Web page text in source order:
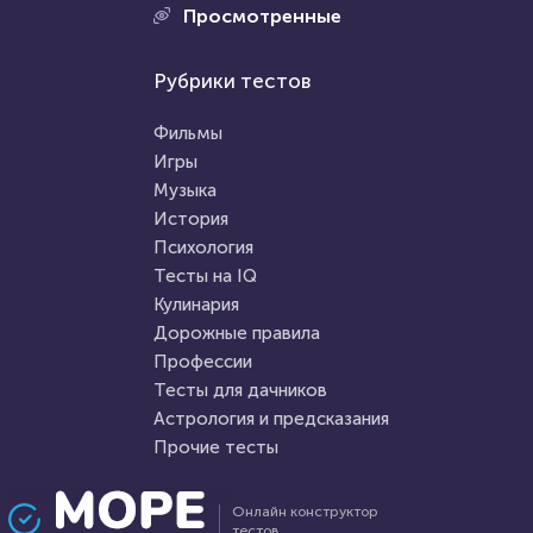
Проходили 1622 раза
голливудских звёзд?
Пройти тест
5 октября 2021 27191
«О жизни в шутку и всерьез!»
Наталья Калинина
22 февраля 2022
Проходили 1207 раз
Онлайн конструктор
Рубрики тестов
Фильмы
Игры
Музыка
История
Психология
Тесты на IQ
Кулинария
Дорожные правила
Профессии
Тесты для дачников
Астрология и предсказания
Прочие тесты
Просмотренные